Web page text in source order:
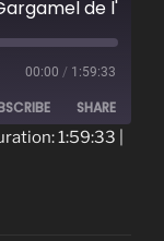
00:00 / 1:59:33
SHARE
1:59:33